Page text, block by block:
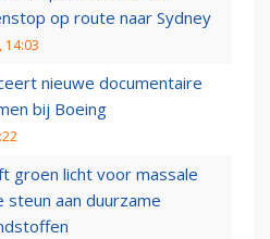
op route naar Sydney
14:03
nieuwe documentaire
bij Boeing
groen licht voor massale
steun aan duurzame